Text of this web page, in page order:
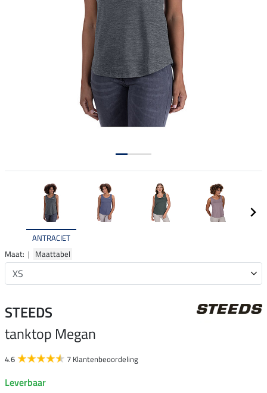
ANTRACIET
Maat: | Maattabel
STEEDS
tanktop Megan
4.6 7 Klantenbeoordeling
Leverbaar